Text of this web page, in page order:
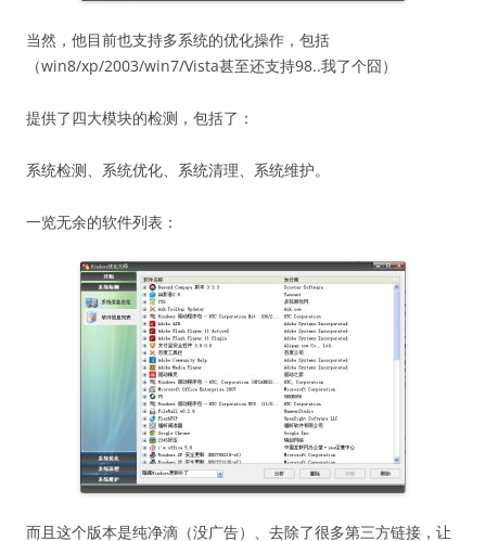
当然，他目前也支持多系统的优化操作，包括
（win8/xp/2003/win7/Vista甚至还支持98..我了个囧）
提供了四大模块的检测，包括了：
系统检测、系统优化、系统清理、系统维护。
一览无余的软件列表：
而且这个版本是纯净滴（没广告）、去除了很多第三方链接，让